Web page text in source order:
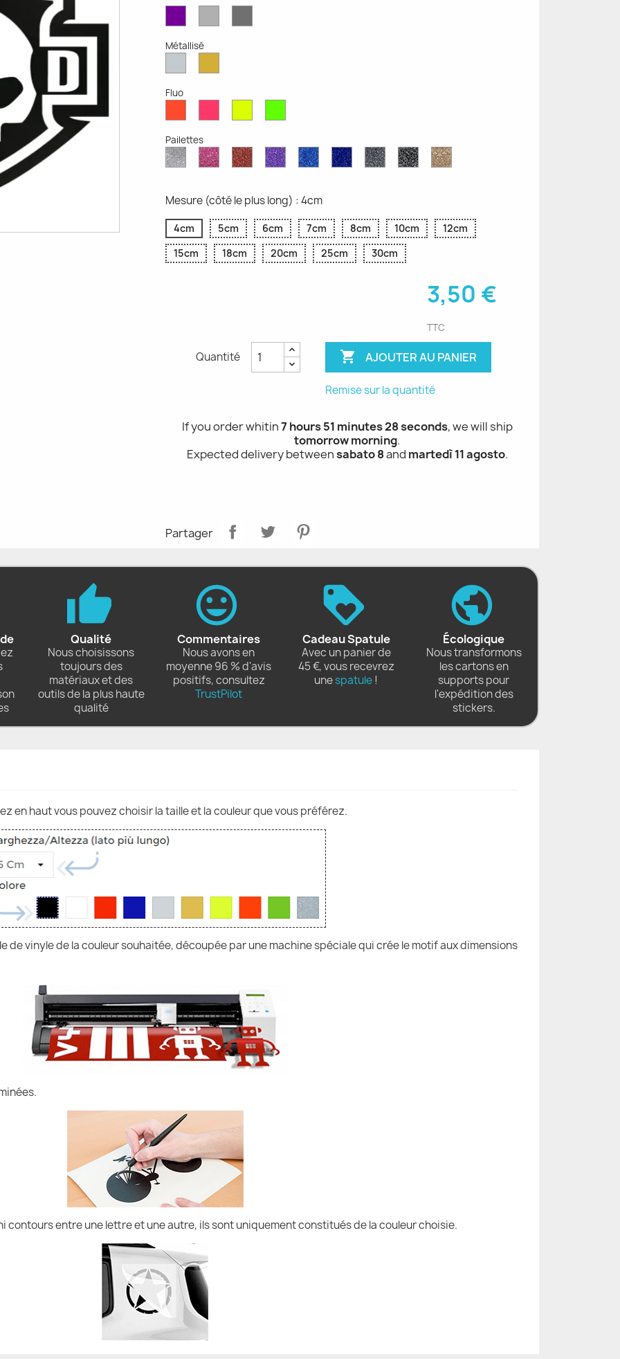
Mat
Clair
Foncé
Métallisé
MétalliséMétallique
Fluo
Fluo
Fluo
Fluo
Fluo
Pailettes
Diamant
Scintillant
Paillettes
Roses
Paillettes
Rouges
Paillettes
Violettes
Saphir
Bleu
Paillettes
Bleu
Gris
Pailleté
Paillettes
Noires
Paillettes
d'Or
Mesure (côté le plus long) : 4cm
4cm 5cm 6cm 7cm 8cm 10cm
12cm
15cm
18cm 20cm 25cm 30cm
3,50 €
TTC
Quantité  AJOUTER AU PANIER
Remise sur la quantité
If you order whitin7 hours 51 minutes 27 seconds, we will ship
tomorrow morning.
Expected delivery betweensabato 8and martedì 11 agosto.
Partager
Qualité
Nous choisissons
toujours des
matériaux et des
outils de la plus haute
qualité
Commentaires
Nous avons en
moyenne 96 % d'avis
positifs, consultez
TrustPilot
Cadeau Spatule
Avec un panier de
45 €, vous recevrez
unespatule !
Écologique
Nous transformons
les cartons en
supports pour
l'expédition des
stickers.
en haut vous pouvez choisir la taille et la couleur que vous préférez.
de vinyle de la couleur souhaitée, découpée par une machine spéciale qui crée le motif aux dimensions
contours entre une lettre et une autre, ils sont uniquement constitués de la couleur choisie.